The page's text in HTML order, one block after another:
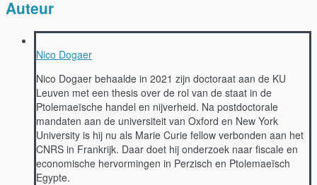
Auteur
Nico Dogaer
Nico Dogaer behaalde in 2021 zijn doctoraat aan de KU
Leuven met een thesis over de rol van de staat in de
Ptolemaeïsche handel en nijverheid. Na postdoctorale
mandaten aan de universiteit van Oxford en New York
University is hij nu als Marie Curie fellow verbonden aan het
CNRS in Frankrijk. Daar doet hij onderzoek naar fiscale en
economische hervormingen in Perzisch en Ptolemaeïsch
Egypte.